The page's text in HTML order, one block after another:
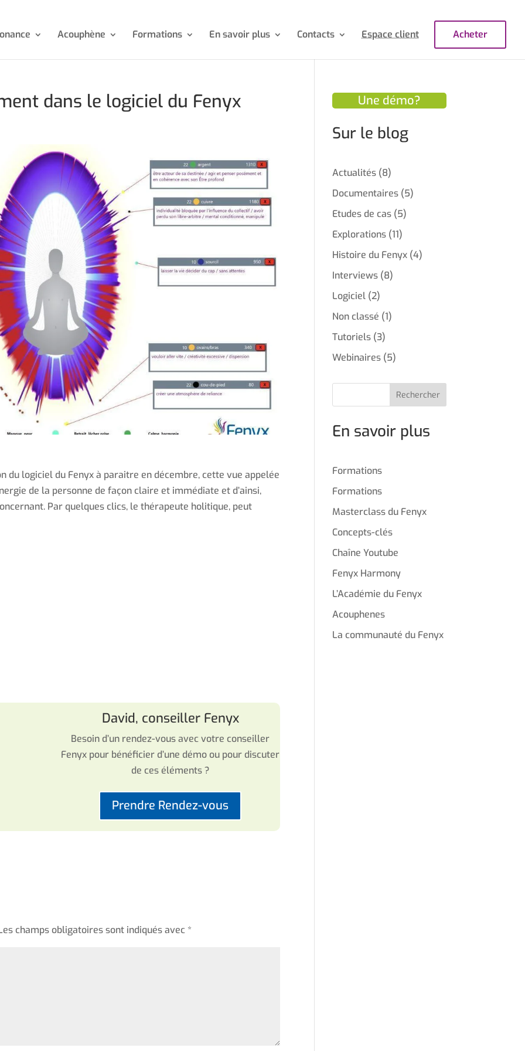
Acouphène Formations En savoir plus Contacts Espace client Acheter
dans le logiciel du Fenyx
du logiciel du Fenyx à paraitre en décembre, cette vue appelée
de la personne de façon claire et immédiate et d’ainsi,
Par quelques clics, le thérapeute holitique, peut
­David, conseiller Fenyx
Besoin d’un rendez-vous avec votre conseiller
Fenyx pour bénéficier d’une démo ou pour discuter
de ces éléments ?
Prendre Rendez-vous
champs obligatoires sont indiqués avec *
Une démo?
Sur le blog
Actualités (8)
Documentaires (5)
Etudes de cas (5)
Explorations (11)
Histoire du Fenyx (4)
Interviews (8)
Logiciel (2)
Non classé (1)
Tutoriels (3)
Webinaires (5)
Rechercher
En savoir plus
Formations
Formations
Masterclass du Fenyx
Concepts-clés
Chaîne Youtube
Fenyx Harmony
L’Académie du Fenyx
Acouphenes
La communauté du Fenyx